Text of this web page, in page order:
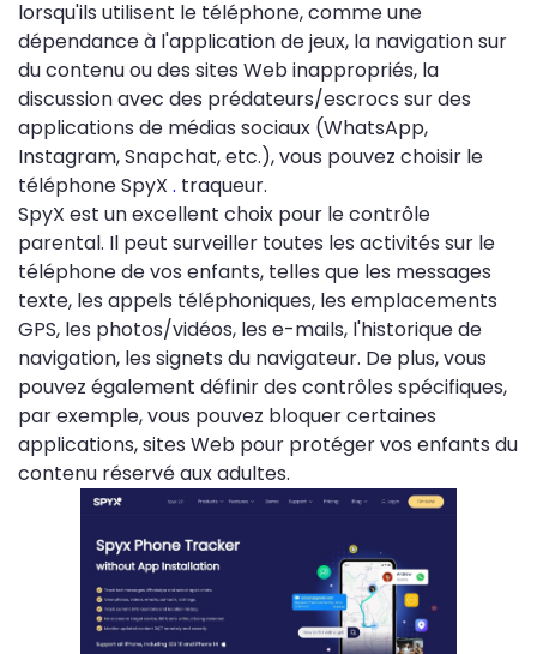
lorsqu'ils utilisent le téléphone, comme une
dépendance à l'application de jeux, la navigation sur
du contenu ou des sites Web inappropriés, la
discussion avec des prédateurs/escrocs sur des
applications de médias sociaux (WhatsApp,
Instagram, Snapchat, etc.), vous pouvez choisir le
téléphone SpyX . traqueur.
SpyX est un excellent choix pour le contrôle
parental. Il peut surveiller toutes les activités sur le
téléphone de vos enfants, telles que les messages
texte, les appels téléphoniques, les emplacements
GPS, les photos/vidéos, les e-mails, l'historique de
navigation, les signets du navigateur. De plus, vous
pouvez également définir des contrôles spécifiques,
par exemple, vous pouvez bloquer certaines
applications, sites Web pour protéger vos enfants du
contenu réservé aux adultes.